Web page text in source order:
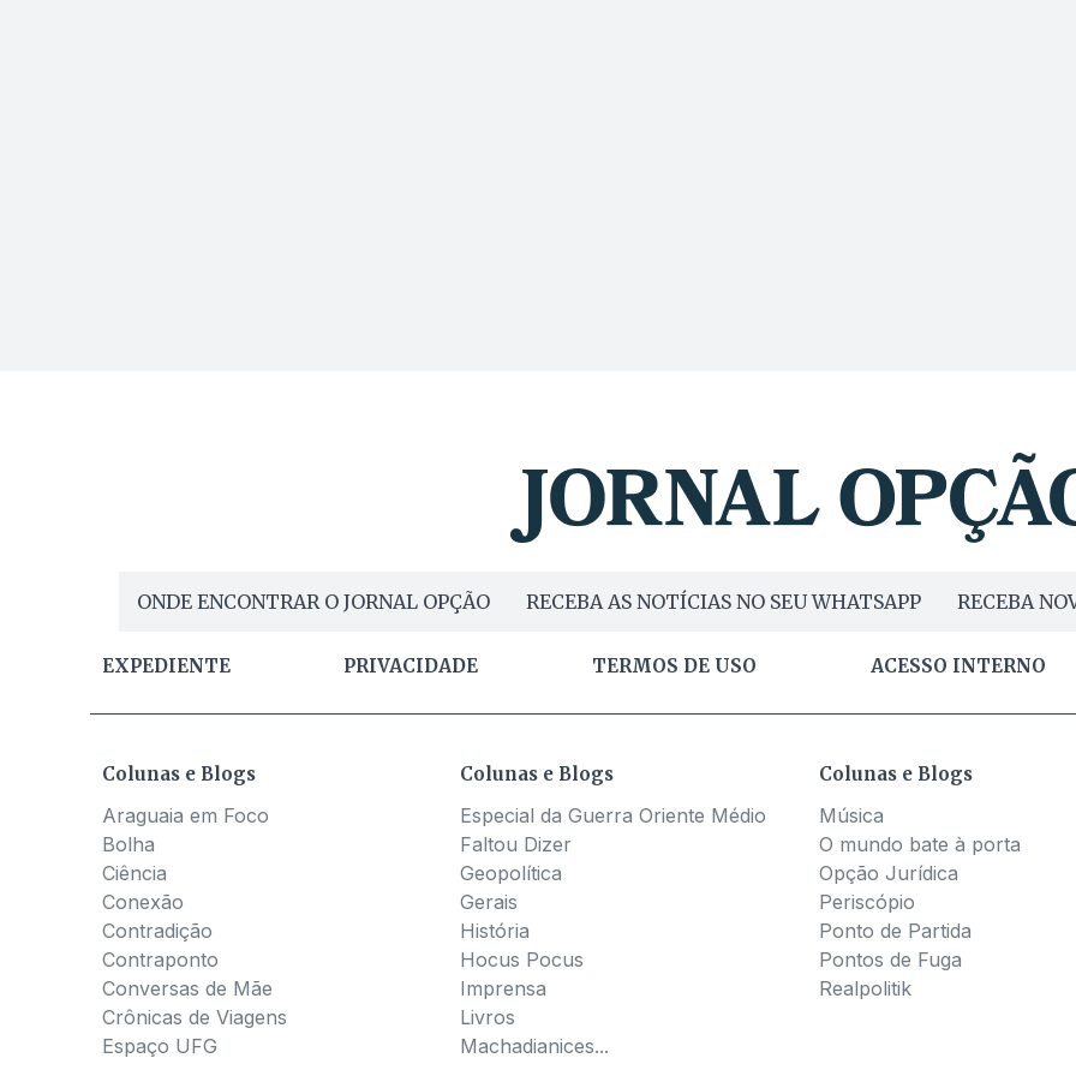
ONDE ENCONTRAR O JORNAL OPÇÃO RECEBA AS NOTÍCIAS NO SEU WHATSAPP RECEBA
EXPEDIENTE PRIVACIDADE TERMOS DE USO ACESSO INTERNO
Colunas e Blogs
Araguaia em Foco
Bolha
Ciência
Conexão
Contradição
Contraponto
Conversas de Mãe
Crônicas de Viagens
Espaço UFG
Colunas e Blogs
Especial da Guerra Oriente Médio
Faltou Dizer
Geopolítica
Gerais
História
Hocus Pocus
Imprensa
Livros
Machadianices...
Colunas e Blogs
Música
O mundo bate à porta
Opção Jurídica
Periscópio
Ponto de Partida
Pontos de Fuga
Realpolitik